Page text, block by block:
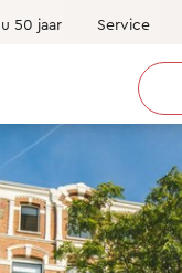
50 jaar Service